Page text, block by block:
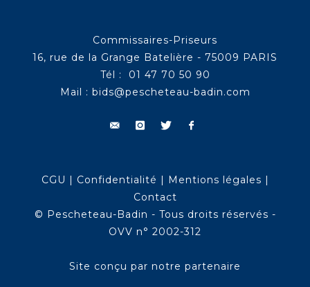
Commissaires-Priseurs
16, rue de la Grange Batelière - 75009 PARIS
Tél : 01 47 70 50 90
Mail : bids@pescheteau-badin.com
CGU | Confidentialité | Mentions légales |
Contact
© Pescheteau-Badin - Tous droits réservés -
OVV n° 2002-312
Site conçu par notre partenaire